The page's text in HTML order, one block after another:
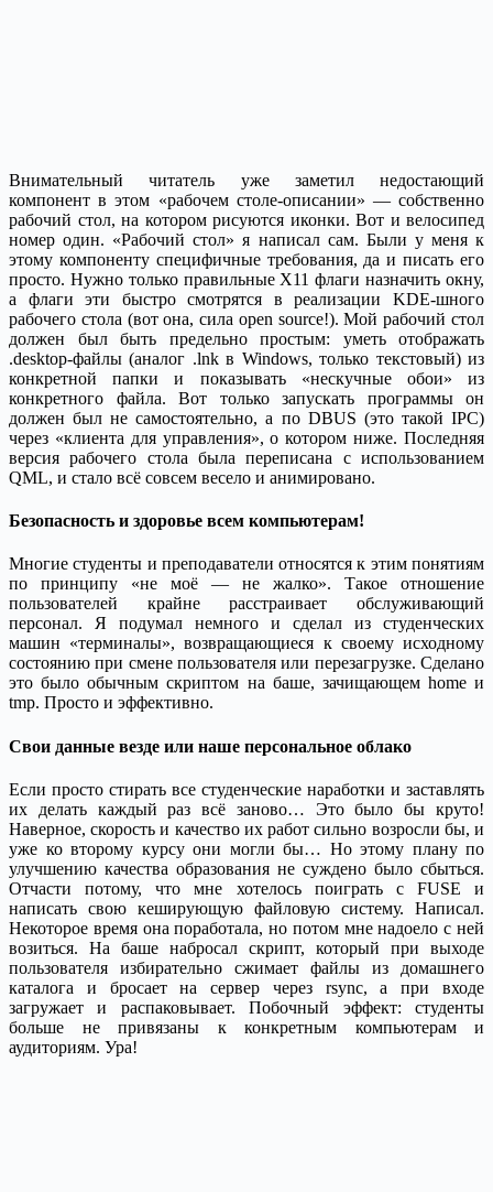
Внимательный читатель уже заметил недостающий
компонент в этом «рабочем столе-описании» — собственно
рабочий стол, на котором рисуются иконки. Вот и велосипед
номер один. «Рабочий стол» я написал сам. Были у меня к
этому компоненту специфичные требования, да и писать его
просто. Нужно только правильные X11 флаги назначить окну,
а флаги эти быстро смотрятся в реализации KDE-шного
рабочего стола (вот она, сила open source!). Мой рабочий стол
должен был быть предельно простым: уметь отображать
.desktop-файлы (аналог .lnk в Windows, только текстовый) из
конкретной папки и показывать «нескучные обои» из
конкретного файла. Вот только запускать программы он
должен был не самостоятельно, а по DBUS (это такой IPC)
через «клиента для управления», о котором ниже. Последняя
версия рабочего стола была переписана с использованием
QML, и стало всё совсем весело и анимировано.
Безопасность и здоровье всем компьютерам!
Многие студенты и преподаватели относятся к этим понятиям
по принципу «не моё — не жалко». Такое отношение
пользователей крайне расстраивает обслуживающий
персонал. Я подумал немного и сделал из студенческих
машин «терминалы», возвращающиеся к своему исходному
состоянию при смене пользователя или перезагрузке. Сделано
это было обычным скриптом на баше, зачищающем home и
tmp. Просто и эффективно.
Свои данные везде или наше персональное облако
Если просто стирать все студенческие наработки и заставлять
их делать каждый раз всё заново… Это было бы круто!
Наверное, скорость и качество их работ сильно возросли бы, и
уже ко второму курсу они могли бы… Но этому плану по
улучшению качества образования не суждено было сбыться.
Отчасти потому, что мне хотелось поиграть с FUSE и
написать свою кеширующую файловую систему. Написал.
Некоторое время она поработала, но потом мне надоело с ней
возиться. На баше набросал скрипт, который при выходе
пользователя избирательно сжимает файлы из домашнего
каталога и бросает на сервер через rsync, а при входе
загружает и распаковывает. Побочный эффект: студенты
больше не привязаны к конкретным компьютерам и
аудиториям. Ура!